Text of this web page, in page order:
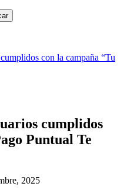
con la campaña “Tu
cumplidos
Puntual Te
2025